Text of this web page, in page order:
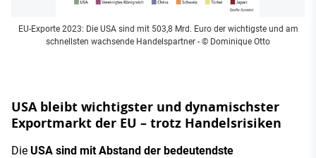
EU-Exporte 2023: Die USA sind mit 503,8 Mrd. Euro der wichtigste und am
schnellsten wachsende Handelspartner - © Dominique Otto
USA bleibt wichtigster und dynamischster
Exportmarkt der EU – trotz Handelsrisiken
Die USA sind mit Abstand der bedeutendste